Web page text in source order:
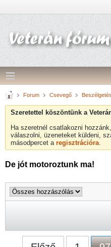
Forum Csevegő
Szeretettel köszöntünk a
Ha szeretnél csatlakozni
válaszolni, üzeneteket küldeni,
másodpercet a regisztrációra.
De jót motoroztunk ma!